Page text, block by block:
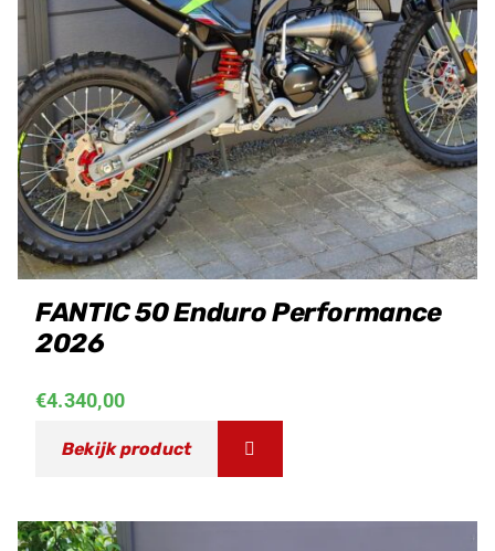
FANTIC 50 Enduro Performance
2026
€4.340,00
Bekijk product